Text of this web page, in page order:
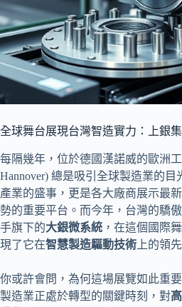
全球舞台展現台灣智造實力：上銀
每隔幾年，位於德國漢諾威的歐洲
Hannover) 總是吸引全球製造業的目
產業的盛事，更是各大廠商展示最
勢的重要平台。而今年，台灣的驕
手旗下的大銀微系統 ，在這個國際
現了它在智慧製造驅動技術 上的領
你或許會問，為何這場展覽如此重
製造業正處於轉型的關鍵時刻，對